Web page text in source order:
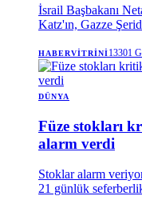
İsrail Başbakanı
Katz'ın, Gazze
gizlice kabul
onayın iki hafta
duyurulmadığı
HABERVITRINI13301
DÜNYA
Füze stokları
alarm verdi
Stoklar alarm
21 günlük